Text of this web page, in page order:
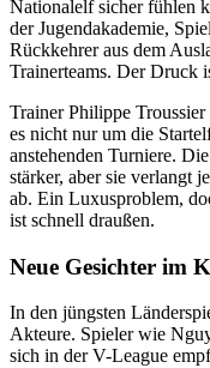
Nationalelf sicher fühlen
der Jugendakademie,
Rückkehrer aus dem
Trainerteams. Der Druck
Trainer Philippe
es nicht nur um die
anstehenden Turniere.
stärker, aber sie verlangt
ab. Ein Luxusproblem,
ist schnell draußen.
Neue Gesichter im
In den jüngsten
Akteure. Spieler wie
sich in der V-League